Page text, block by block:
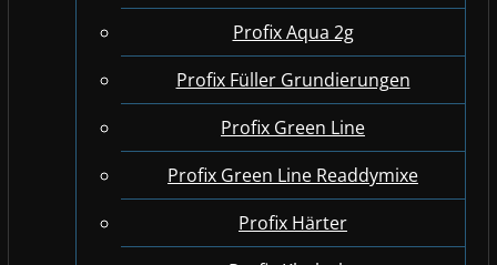
Profix Aqua 2g
Profix Füller Grundierungen
Profix Green Line
Profix Green Line Readdymixe
Profix Härter